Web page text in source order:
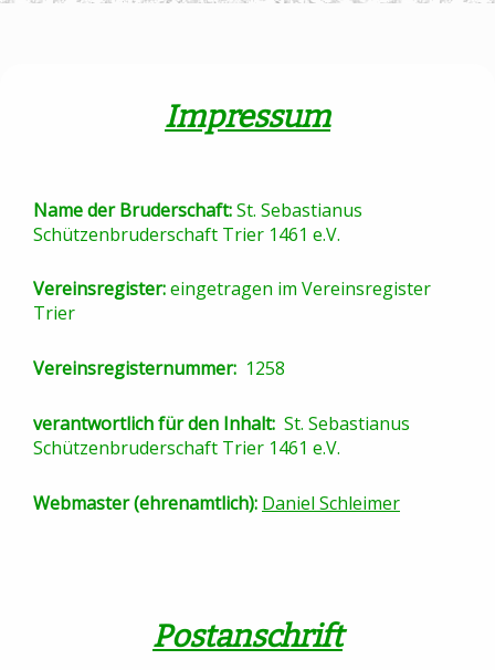
Impressum
Name der Bruderschaft:St. Sebastianus
Schützenbruderschaft Trier 1461 e.V.
Vereinsregister:eingetragen im Vereinsregister
Trier
Vereinsregisternummer: 1258
verantwortlich für den Inhalt: St. Sebastianus
Schützenbruderschaft Trier 1461 e.V.
Webmaster (ehrenamtlich): Daniel Schleimer
Postanschrift